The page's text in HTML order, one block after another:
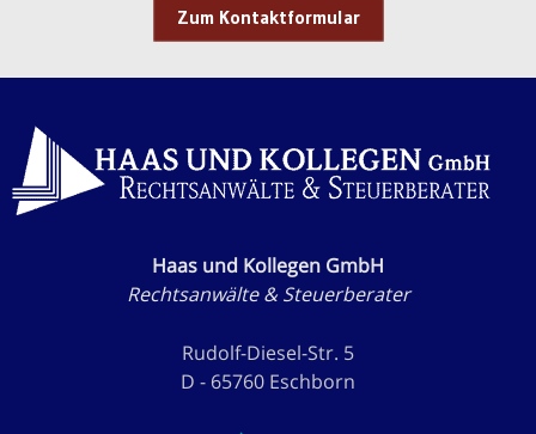
Zum Kontaktformular
Haas und Kollegen GmbH
Rechtsanwälte & Steuerberater
Rudolf-Diesel-Str. 5
D - 65760 Eschborn